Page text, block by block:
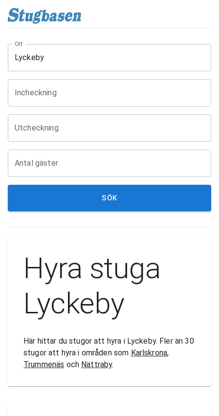
Ort
Incheckning
Utcheckning
Antal gäster
SÖK
Hyra stuga
Lyckeby
Här hittar du stugor att hyra i Lyckeby. Fler än 30
stugor att hyra i områden som Karlskrona,
Trummenäs och Nättraby.